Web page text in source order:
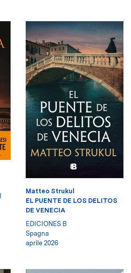
Matteo Strukul
EL PUENTE DE LOS DELITOS
DE VENECIA
EDICIONES B
Spagna
aprile 2026